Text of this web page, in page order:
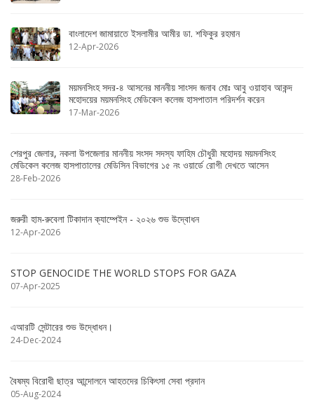
বাংলাদেশ জামায়াতে ইসলামীর আমীর ডা. শফিকুর রহমান
12-Apr-2026
ময়মনসিংহ সদর-৪ আসনের মাননীয় সাংসদ জনাব মোঃ আবু ওয়াহাব আকন্দ
মহোদয়ের ময়মনসিংহ মেডিকেল কলেজ হাসপাতাল পরিদর্শন করেন
17-Mar-2026
শেরপুর জেলার, নকলা উপজেলার মাননীয় সংসদ সদস্য ফাহিম চৌধুরী মহোদয় ময়মনসিংহ
মেডিকেল কলেজ হাসপাতালের মেডিসিন বিভাগের ১৫ নং ওয়ার্ডে রোগী দেখতে আসেন
28-Feb-2026
জরুরী হাম-রুবেলা টিকাদান ক্যাম্পেইন - ২০২৬ শুভ উদ্বোধন
12-Apr-2026
STOP GENOCIDE THE WORLD STOPS FOR GAZA
07-Apr-2025
এআরটি সেন্টারের শুভ উদ্ধোধন।
24-Dec-2024
বৈষম্য বিরোধী ছাত্র আন্দোলনে আহতদের চিকিৎসা সেবা প্রদান
05-Aug-2024